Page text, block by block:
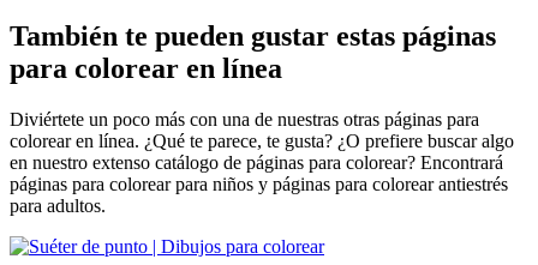
También te pueden gustar estas páginas
para colorear en línea
Diviértete un poco más con una de nuestras otras páginas para
colorear en línea. ¿Qué te parece, te gusta? ¿O prefiere buscar algo
en nuestro extenso catálogo de páginas para colorear? Encontrará
páginas para colorear para niños y páginas para colorear antiestrés
para adultos.